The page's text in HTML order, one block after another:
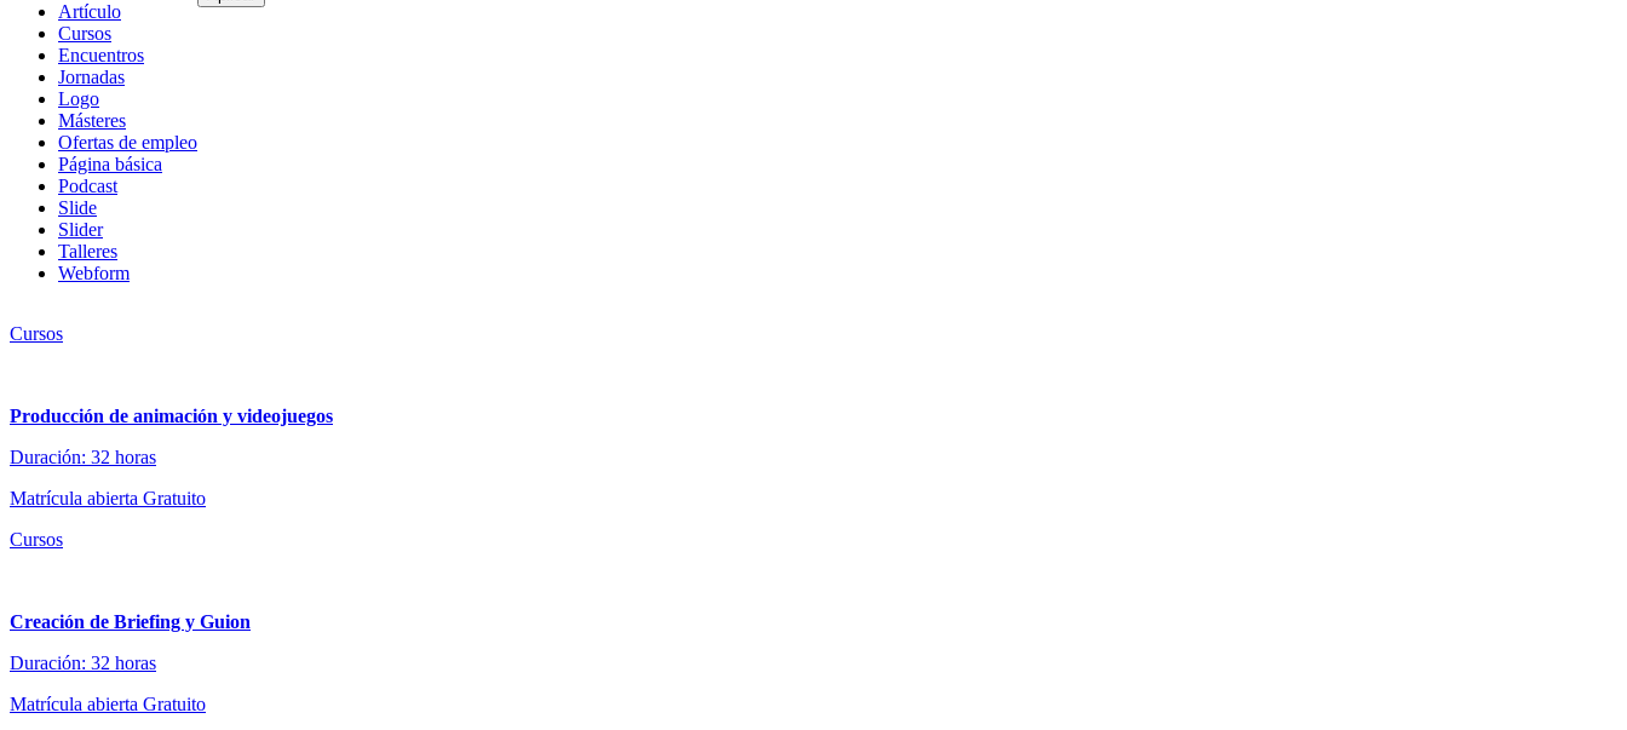
contenido
Artículo
Cursos
Encuentros
Jornadas
Logo
Másteres
Ofertas de empleo
Página básica
Podcast
Slide
Slider
Talleres
Webform
Cursos
Producción de animación y videojuegos
Duración: 32 horas
Matrícula abierta Gratuito
Cursos
Creación de Briefing y Guion
Duración: 32 horas
Matrícula abierta Gratuito